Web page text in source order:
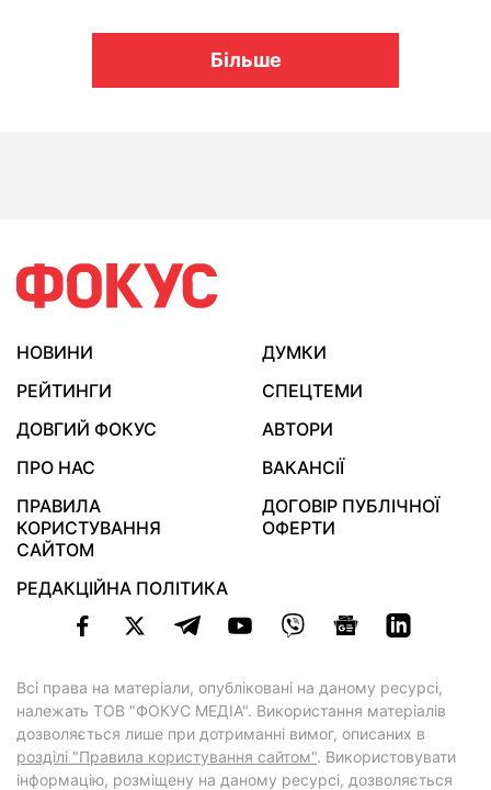
Більше
НОВИНИ
ДУМКИ
РЕЙТИНГИ
СПЕЦТЕМИ
ДОВГИЙ ФОКУС
АВТОРИ
ПРО НАС
ВАКАНСІЇ
ПРАВИЛА
КОРИСТУВАННЯ
САЙТОМ
ДОГОВІР ПУБЛІЧНОЇ
ОФЕРТИ
РЕДАКЦІЙНА ПОЛІТИКА
Всі права на матеріали, опубліковані на даному ресурсі,
належать ТОВ "ФОКУС МЕДІА". Використання матеріалів
дозволяється лише при дотриманні вимог, описаних в
розділі "Правила користування сайтом". Використовувати
інформацію, розміщену на даному ресурсі, дозволяється